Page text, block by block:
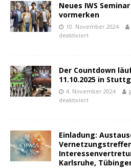
Neues IWS
vormerken
10. November 2024
deaktiviert
Der Countdown
11.10.2025 in
4. November 2024
deaktiviert
Einladung:
Karlsruhe,